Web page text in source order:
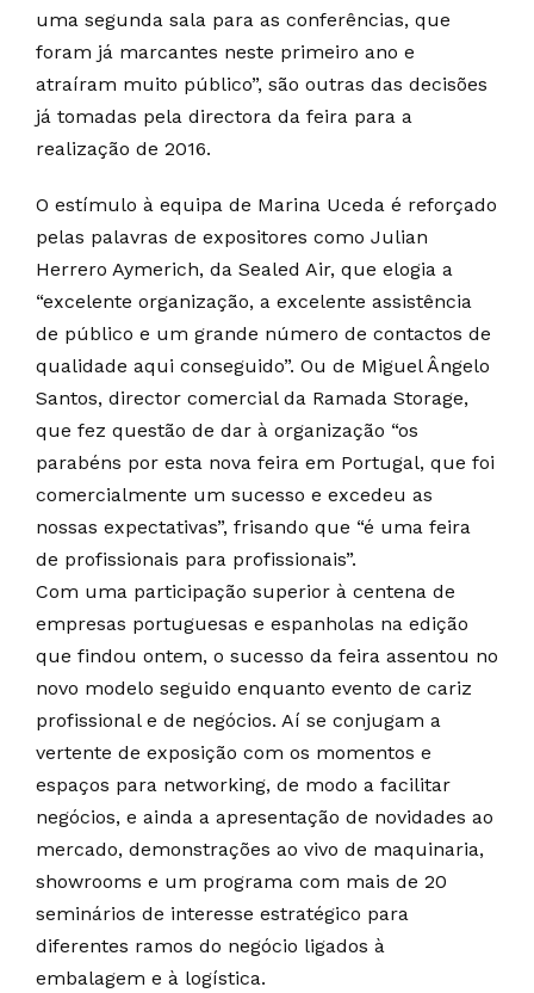
uma segunda sala para as conferências, que
foram já marcantes neste primeiro ano e
atraíram muito público”, são outras das decisões
já tomadas pela directora da feira para a
realização de 2016.
O estímulo à equipa de Marina Uceda é reforçado
pelas palavras de expositores como Julian
Herrero Aymerich, ‎da Sealed Air, que elogia a
“excelente organização, a excelente assistência
de público e um grande número de contactos de
qualidade aqui conseguido”. Ou de Miguel Ângelo
Santos, director comercial da Ramada Storage,
que fez questão de dar à organização “os
parabéns por esta nova feira em Portugal, que foi
comercialmente um sucesso e excedeu as
nossas expectativas”, frisando que “é uma feira
de profissionais para profissionais”.
Com uma participação superior à centena de
empresas portuguesas e espanholas na edição
que findou ontem, o sucesso da feira assentou no
novo modelo seguido enquanto evento de cariz
profissional e de negócios. Aí se conjugam a
vertente de exposição com os momentos e
espaços para networking, de modo a facilitar
negócios, e ainda a apresentação de novidades ao
mercado, demonstrações ao vivo de maquinaria,
showrooms e um programa com mais de 20
seminários de interesse estratégico para
diferentes ramos do negócio ligados à
embalagem e à logística.